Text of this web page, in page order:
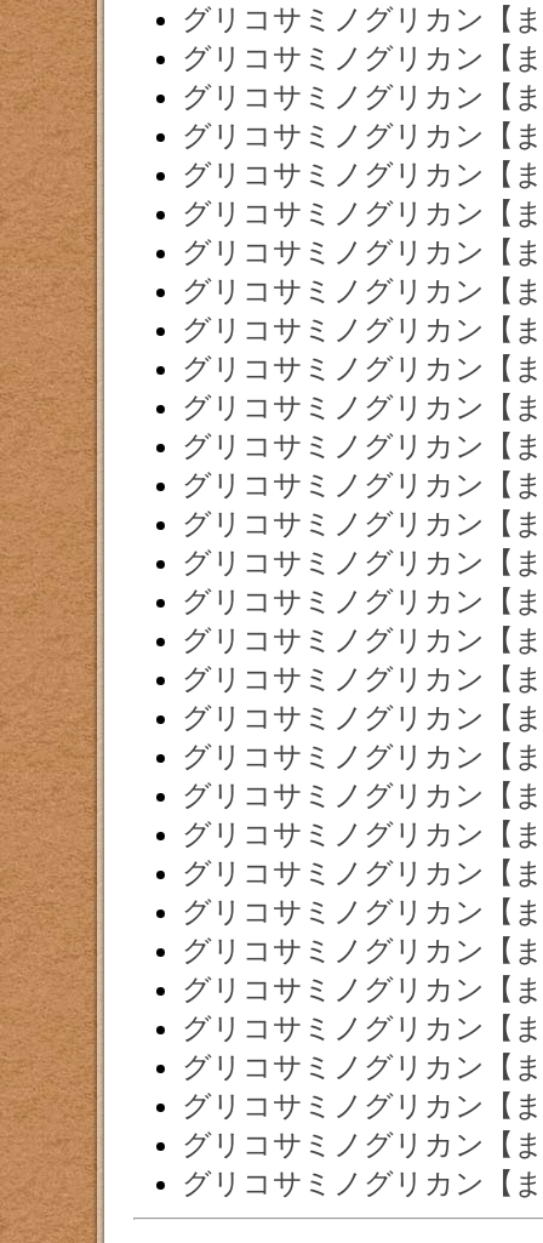
グリコサミノグリカン【
グリコサミノグリカン【
グリコサミノグリカン【
グリコサミノグリカン【
グリコサミノグリカン【
グリコサミノグリカン【
グリコサミノグリカン【
グリコサミノグリカン【
グリコサミノグリカン【
グリコサミノグリカン【
グリコサミノグリカン【
グリコサミノグリカン【
グリコサミノグリカン【
グリコサミノグリカン【
グリコサミノグリカン【
グリコサミノグリカン【
グリコサミノグリカン【
グリコサミノグリカン【
グリコサミノグリカン【
グリコサミノグリカン【
グリコサミノグリカン【
グリコサミノグリカン【
グリコサミノグリカン【
グリコサミノグリカン【
グリコサミノグリカン【
グリコサミノグリカン【
グリコサミノグリカン【
グリコサミノグリカン【
グリコサミノグリカン【
グリコサミノグリカン【
グリコサミノグリカン【